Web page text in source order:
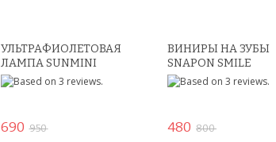
УЛЬТРАФИОЛЕТОВАЯ
ЛАМПА SUNMINI
690 950
ВИНИРЫ НА ЗУБЫ
SNAPON SMILE
480 800